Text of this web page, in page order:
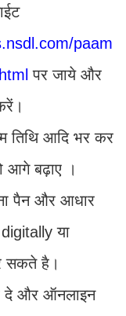
paam
पर जाये और
तिथि आदि भर कर
आगे बढ़ाए ।
पैन और आधार
या
सकते है।
दे और ऑनलाइन